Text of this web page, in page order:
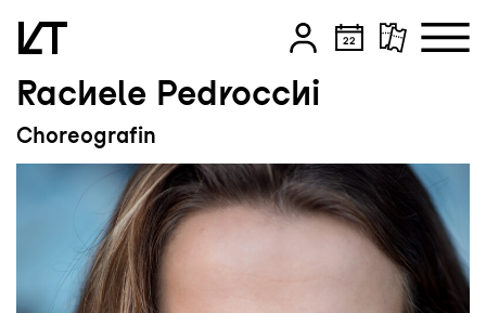
Zum Hauptinhalt springen
Zum Footer springen
Rachele Pedrocchi
Choreografin